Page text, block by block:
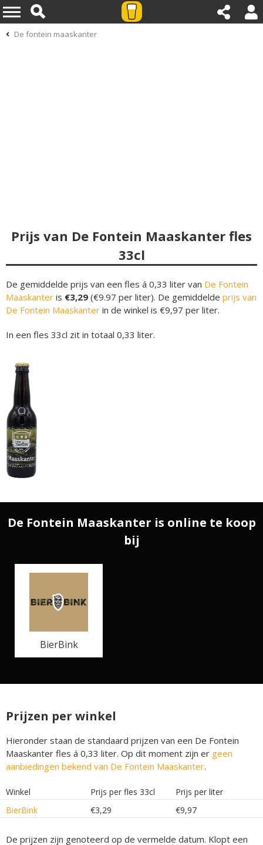
De fontein maaskanter
Prijs van De Fontein Maaskanter fles
33cl
De gemiddelde prijs van een fles á 0,33 liter van De Fontein
Maaskanter is €3,29 (€9.97 per liter). De gemiddelde prijs van
De Fontein Maaskanter in de winkel is €9,97 per liter.
In een fles 33cl zit in totaal 0,33 liter.
De Fontein Maaskanter is online te koop
bij
BierBink
Prijzen per winkel
Hieronder staan de standaard prijzen van een De Fontein
Maaskanter fles á 0,33 liter. Op dit moment zijn er geen
aanbiedingen bekend van De Fontein Maaskanter.
Winkel Prijs per fles 33cl
Prijs per liter
BierBink
€3,29 €9,97
De prijzen zijn genoteerd op de vermelde datum. Klopt een